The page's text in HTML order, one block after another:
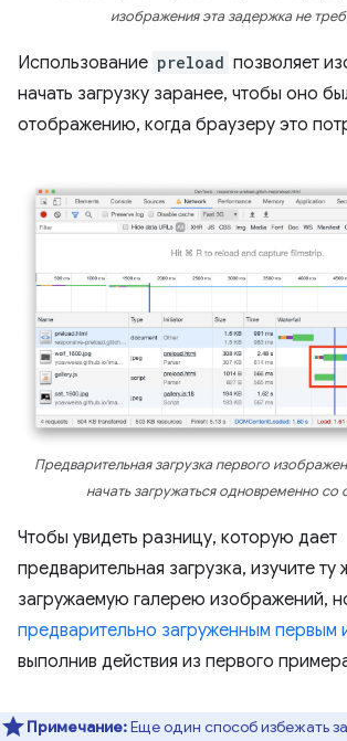
изображения эта задержка не
Использование preload позволяет
начать загрузку заранее, чтобы оно
отображению, когда браузеру это
Предварительная загрузка первого
начать загружаться одновременно со
Чтобы увидеть разницу, которую дает
предварительная загрузка, изучите
загружаемую галерею изображений,
предварительно загруженным первым
выполнив действия из первого
Примечание:Еще один способ избежать